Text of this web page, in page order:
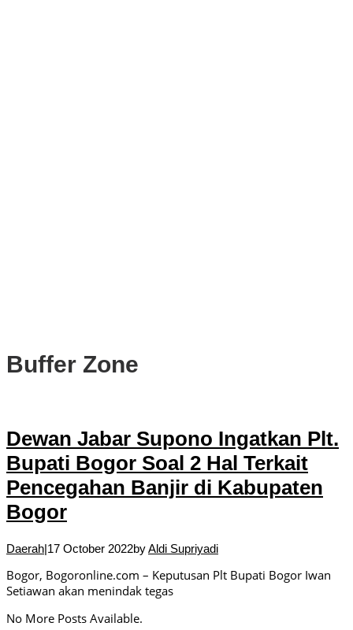
Buffer Zone
Dewan Jabar Supono Ingatkan Plt.
Bupati Bogor Soal 2 Hal Terkait
Pencegahan Banjir di Kabupaten
Bogor
Daerah|17 October 2022byAldi Supriyadi
Bogor, Bogoronline.com – Keputusan Plt Bupati Bogor Iwan
Setiawan akan menindak tegas
No More Posts Available.